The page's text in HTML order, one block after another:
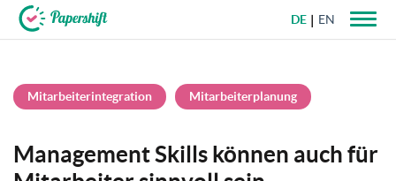
DE EN
Mitarbeiterintegration Mitarbeiterplanung
Management Skills können auch für